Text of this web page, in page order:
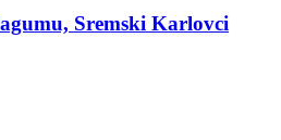
Sremski Karlovci